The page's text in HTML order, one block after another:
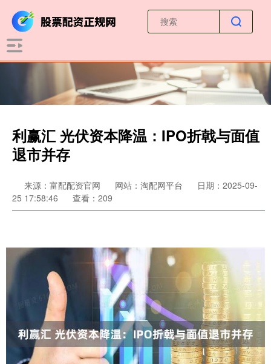
利赢汇 光伏资本降温：IPO折戟与面值
退市并存
来源：富配配资官网 网站：淘配网平台
日期：2025-09-
25 17:58:46
查看：209